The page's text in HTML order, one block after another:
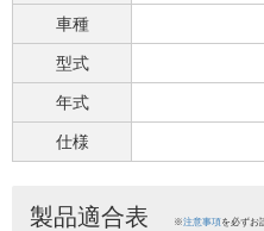
車種
型式
年式
仕様
製品適合表 ※注意事項を必ずお